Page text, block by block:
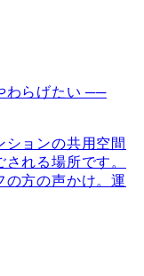
わらげたい ──
ョンの共用空間
れる場所です。
の方の声かけ。運